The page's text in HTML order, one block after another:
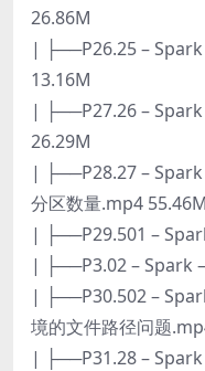
26.86M
| ├──P26.25 – Spark
13.16M
| ├──P27.26 – Spark
26.29M
| ├──P28.27 – Spark
分区数量.mp4 55.46M
| ├──P29.501 –
| ├──P3.02 – Spark
| ├──P30.502 –
境的文件路径问题
| ├──P31.28 – Spark